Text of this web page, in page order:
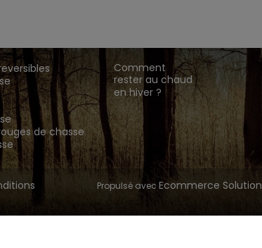
de chasse
Comment
rester au chaud
en hiver ?
Propulsé avec Ecommerce Solution